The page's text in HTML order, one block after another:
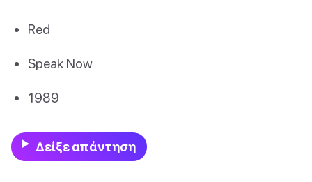
Red
Speak Now
1989
Δείξε απάντηση